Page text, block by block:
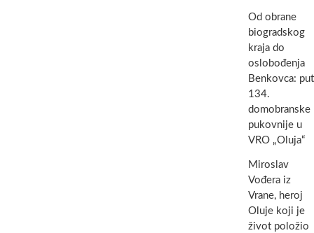
Od obrane
biogradskog
kraja do
oslobođenja
Benkovca: put
134.
domobranske
pukovnije u
VRO „Oluja“
Miroslav
Vođera iz
Vrane, heroj
Oluje koji je
život položio